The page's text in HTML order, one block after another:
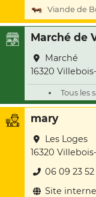
Viande de
Marché de
Marché
16320
Tous les
mary
Les Loges
16320
06 09 23 52
Site